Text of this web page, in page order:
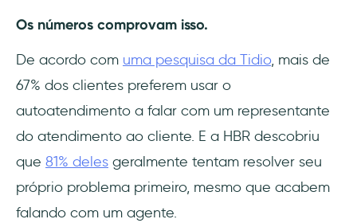
Os números comprovam isso.
De acordo com uma pesquisa da Tidio, mais de
67% dos clientes preferem usar o
autoatendimento a falar com um representante
do atendimento ao cliente. E a HBR descobriu
que 81% deles geralmente tentam resolver seu
próprio problema primeiro, mesmo que acabem
falando com um agente.